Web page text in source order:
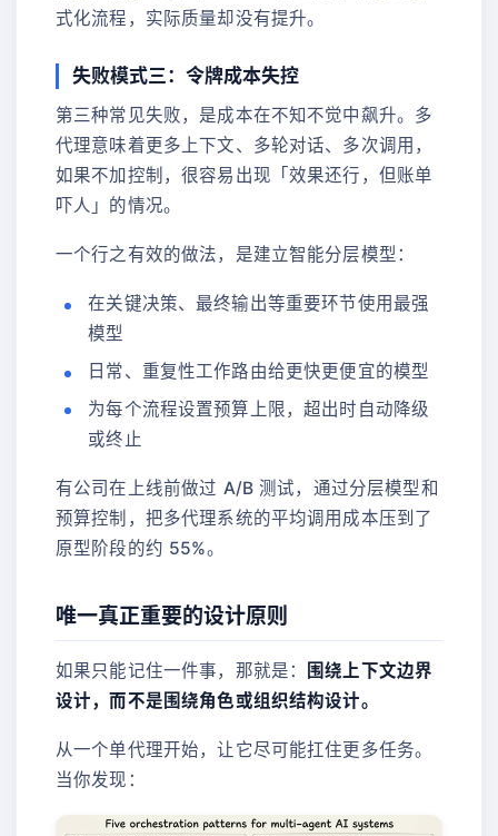
式化流程，实际质量却没有提升。
失败模式三：令牌成本失控
第三种常见失败，是成本在不知不觉中飙升。多
代理意味着更多上下文、多轮对话、多次调用，
如果不加控制，很容易出现「效果还行，但账单
吓人」的情况。
一个行之有效的做法，是建立智能分层模型：
在关键决策、最终输出等重要环节使用最强
模型
日常、重复性工作路由给更快更便宜的模型
为每个流程设置预算上限，超出时自动降级
或终止
有公司在上线前做过 A/B 测试，通过分层模型和
预算控制，把多代理系统的平均调用成本压到了
原型阶段的约 55%。
唯一真正重要的设计原则
如果只能记住一件事，那就是： 围绕上下文边界
设计，而不是围绕角色或组织结构设计。
从一个单代理开始，让它尽可能扛住更多任务。
当你发现：